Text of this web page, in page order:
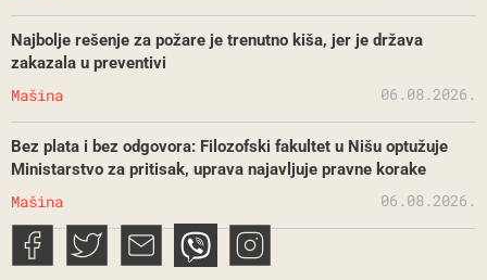
Najbolje rešenje za požare je trenutno kiša, jer je država
zakazala u preventivi
Mašina 06.08.2026.
Bez plata i bez odgovora: Filozofski fakultet u Nišu optužuje
Ministarstvo za pritisak, uprava najavljuje pravne korake
Mašina 06.08.2026.